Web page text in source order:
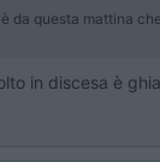
da questa mattina
in discesa è